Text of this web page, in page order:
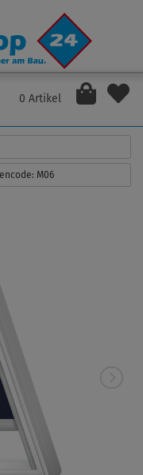
0 Artikel
M06